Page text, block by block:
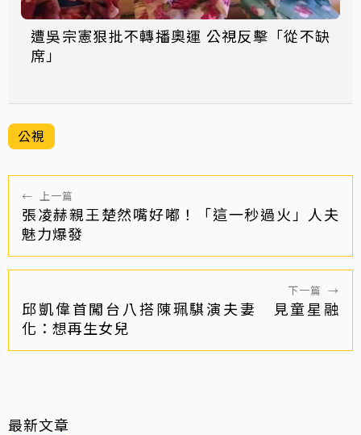
遭吳宗憲狠批不轉播奧運 公視反擊「從不缺
席」
公視
← 上一篇
張凌赫親王楚然嘴好嘟！「這一秒過火」人夫
魅力爆發
下一篇 →
邱凱偉首闖台八搭陳珮騏演夫妻 見童星融
化：想再生女兒
最新文章